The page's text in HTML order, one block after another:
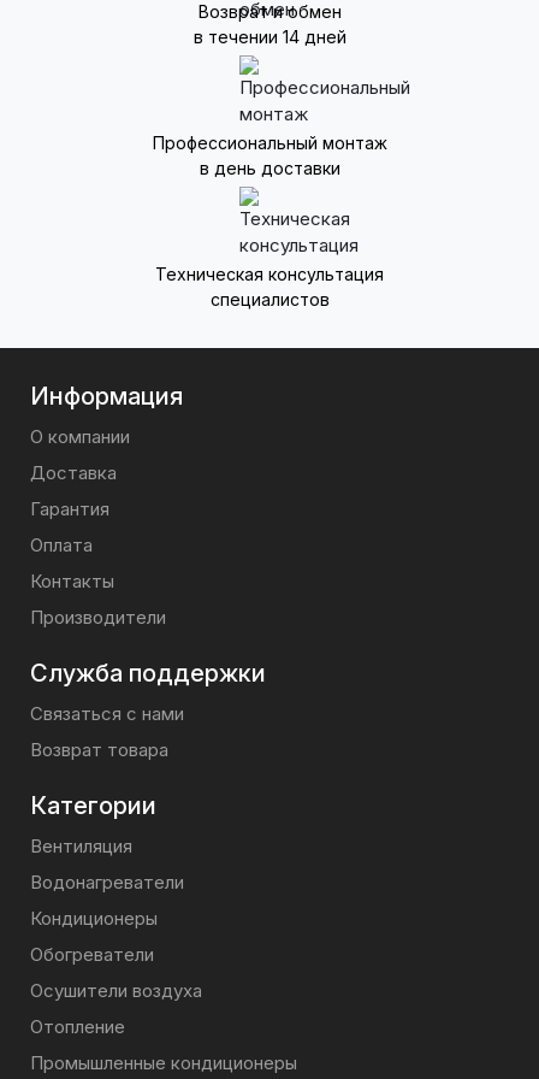
Возврат и обмен
в течении 14 дней
Профессиональный монтаж
в день доставки
Техническая консультация
специалистов
Информация
О компании
Доставка
Гарантия
Оплата
Контакты
Производители
Служба поддержки
Связаться с нами
Возврат товара
Категории
Вентиляция
Водонагреватели
Кондиционеры
Обогреватели
Осушители воздуха
Отопление
Промышленные кондиционеры